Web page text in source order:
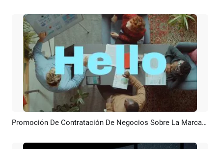
Previsualizar Crear IA Promoción De Contratación De Negocios Sobre La Marca Y Equipos Creativos